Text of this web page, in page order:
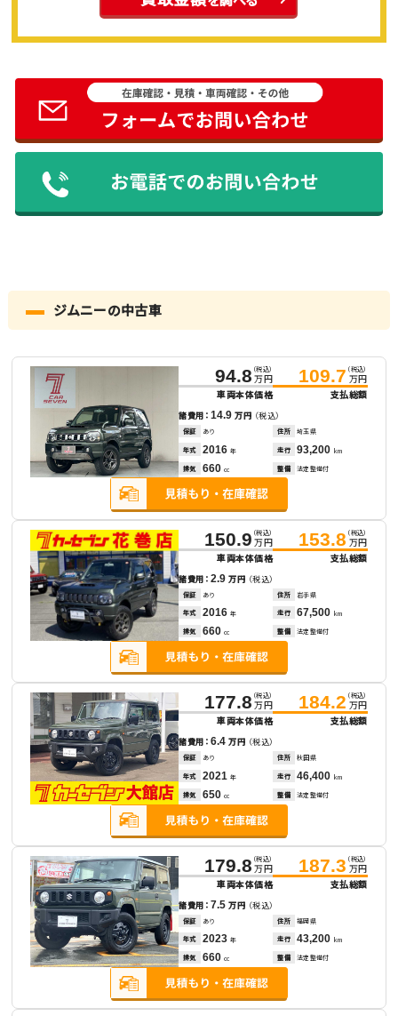
ジムニーの中古車
94.8 （税込）
万円
車両本体価格
109.7 （税込）
万円
支払総額
諸費用：14.9万円 （税込）
保証 あり 住所 埼玉県
年式 2016 年 走行 93,200 km
排気 660 cc 整備 法定整備付
150.9 （税込）
万円
車両本体価格
153.8 （税込）
万円
支払総額
諸費用：2.9万円 （税込）
保証 あり 住所 岩手県
年式 2016 年 走行 67,500 km
排気 660 cc 整備 法定整備付
177.8 （税込）
万円
車両本体価格
184.2 （税込）
万円
支払総額
諸費用：6.4万円 （税込）
保証 あり 住所 秋田県
年式 2021 年 走行 46,400 km
排気 650 cc 整備 法定整備付
179.8 （税込）
万円
車両本体価格
187.3 （税込）
万円
支払総額
諸費用：7.5万円 （税込）
保証 あり 住所 福岡県
年式 2023 年 走行 43,200 km
排気 660 cc 整備 法定整備付